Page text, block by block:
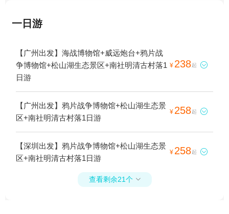
一日游
【广州出发】海战博物馆+威远炮台+鸦片战
争博物馆+松山湖生态景区+南社明清古村落1
日游
¥ 238起 
【广州出发】鸦片战争博物馆+松山湖生态景
区+南社明清古村落1日游
¥ 258起 
【深圳出发】鸦片战争博物馆+松山湖生态景
区+南社明清古村落1日游
¥ 258起 
查看剩余21个 